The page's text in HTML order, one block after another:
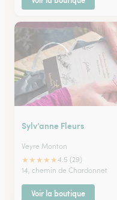
Sylv’anne Fleurs
Veyre Monton
★★★★★4.5 (29)
14, chemin de Chardonnet
Voir la boutique